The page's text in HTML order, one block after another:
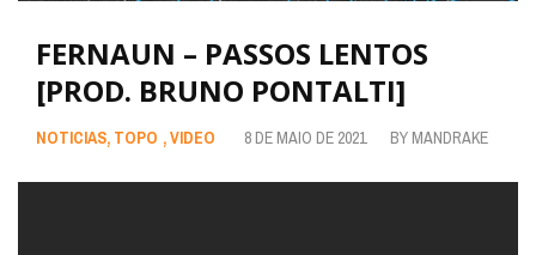
FERNAUN – PASSOS LENTOS
[PROD. BRUNO PONTALTI]
NOTICIAS, TOPO ,VIDEO 8 DE MAIO DE 2021 BY MANDRAKE